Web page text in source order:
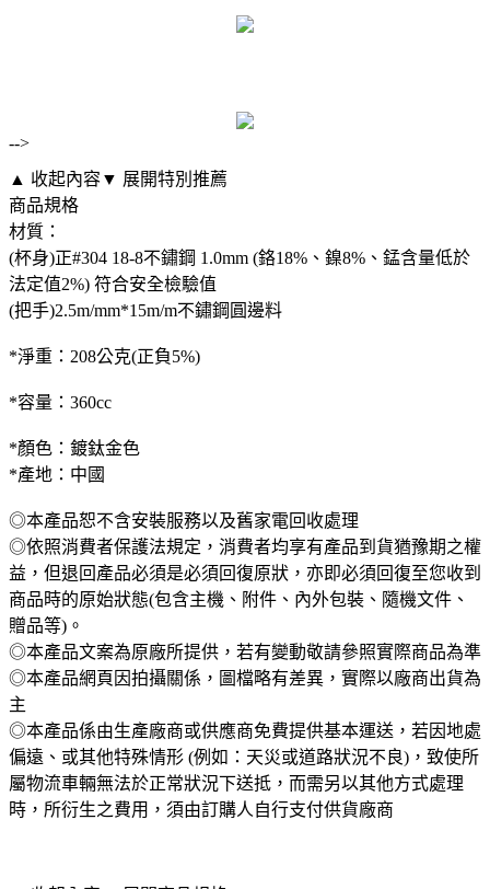
-->
▲ 收起內容▼ 展開特別推薦
商品規格
材質：
(杯身)正#304 18-8不鏽鋼 1.0mm (鉻18%、鎳8%、錳含量低於
法定值2%) 符合安全檢驗值
(把手)2.5m/mm*15m/m不鏽鋼圓邊料
*淨重：208公克(正負5%)
*容量：360cc
*顏色：鍍鈦金色
*產地：中國
◎本產品恕不含安裝服務以及舊家電回收處理
◎依照消費者保護法規定，消費者均享有產品到貨猶豫期之權
益，但退回產品必須是必須回復原狀，亦即必須回復至您收到
商品時的原始狀態(包含主機、附件、內外包裝、隨機文件、
贈品等)。
◎本產品文案為原廠所提供，若有變動敬請參照實際商品為準
◎本產品網頁因拍攝關係，圖檔略有差異，實際以廠商出貨為
主
◎本產品係由生產廠商或供應商免費提供基本運送，若因地處
偏遠、或其他特殊情形 (例如：天災或道路狀況不良)，致使所
屬物流車輛無法於正常狀況下送抵，而需另以其他方式處理
時，所衍生之費用，須由訂購人自行支付供貨廠商